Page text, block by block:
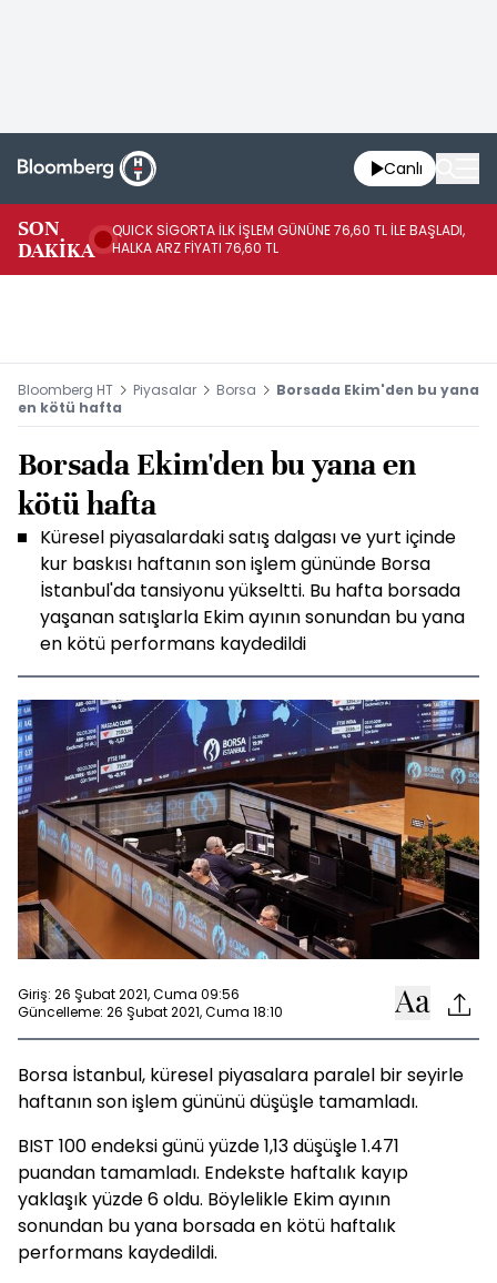
Canlı
SON
DAKİKA
QUICK SİGORTA İLK İŞLEM GÜNÜNE 76,60 TL İLE BAŞLADI,
HALKA ARZ FİYATI 76,60 TL
Bloomberg HT Piyasalar Borsa
Borsada Ekim'den bu yana
en kötü hafta
Borsada Ekim'den bu yana en
kötü hafta
Küresel piyasalardaki satış dalgası ve yurt içinde
kur baskısı haftanın son işlem gününde Borsa
İstanbul'da tansiyonu yükseltti. Bu hafta borsada
yaşanan satışlarla Ekim ayının sonundan bu yana
en kötü performans kaydedildi
Giriş: 26 Şubat 2021, Cuma 09:56
Güncelleme: 26 Şubat 2021, Cuma 18:10
Borsa İstanbul, küresel piyasalara paralel bir seyirle
haftanın son işlem gününü düşüşle tamamladı.
BIST 100 endeksi günü yüzde 1,13 düşüşle 1.471
puandan tamamladı. Endekste haftalık kayıp
yaklaşık yüzde 6 oldu. Böylelikle Ekim ayının
sonundan bu yana borsada en kötü haftalık
performans kaydedildi.